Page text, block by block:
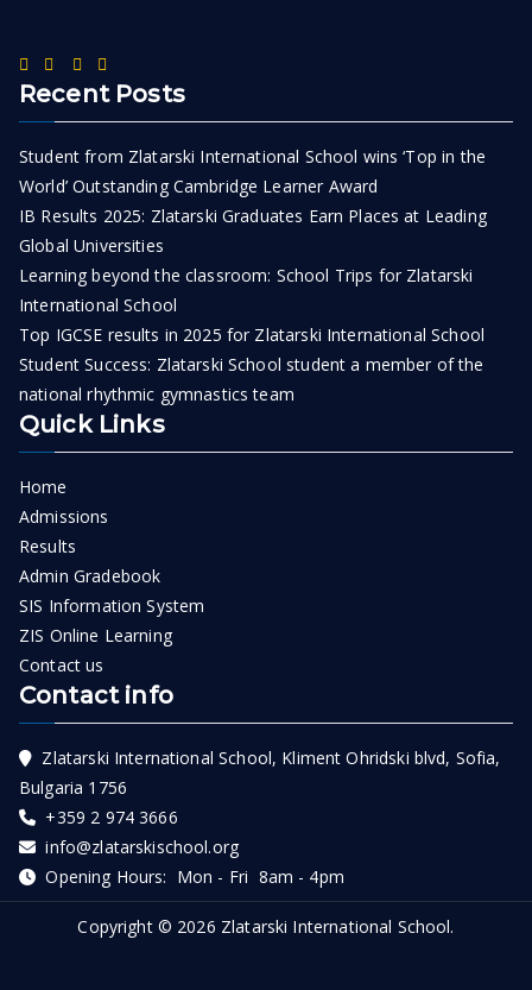
Recent Posts
Student from Zlatarski International School wins ‘Top in the
World’ Outstanding Cambridge Learner Award
IB Results 2025: Zlatarski Graduates Earn Places at Leading
Global Universities
Learning beyond the classroom: School Trips for Zlatarski
International School
Top IGCSE results in 2025 for Zlatarski International School
Student Success: Zlatarski School student a member of the
national rhythmic gymnastics team
Quick Links
Home
Admissions
Results
Admin Gradebook
SIS Information System
ZIS Online Learning
Contact us
Contact info
Zlatarski International School, Kliment Ohridski blvd, Sofia,
Bulgaria 1756
+359 2 974 3666
info@zlatarskischool.org
Opening Hours: Mon - Fri 8am - 4pm
Copyright © 2026 Zlatarski International School.